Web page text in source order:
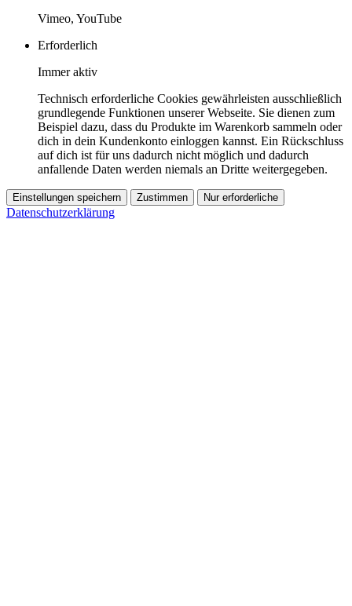
Vimeo, YouTube
Erforderlich
Immer aktiv
Technisch erforderliche Cookies gewährleisten ausschließlich
grundlegende Funktionen unserer Webseite. Sie dienen zum
Beispiel dazu, dass du Produkte im Warenkorb sammeln oder
dich in dein Kundenkonto einloggen kannst. Ein Rückschluss
auf dich ist für uns dadurch nicht möglich und dadurch
anfallende Daten werden niemals an Dritte weitergegeben.
Einstellungen speichern Zustimmen Nur erforderliche
Datenschutzerklärung